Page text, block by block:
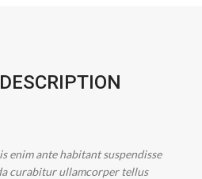
enim ante habitant suspendisse
curabitur ullamcorper tellus